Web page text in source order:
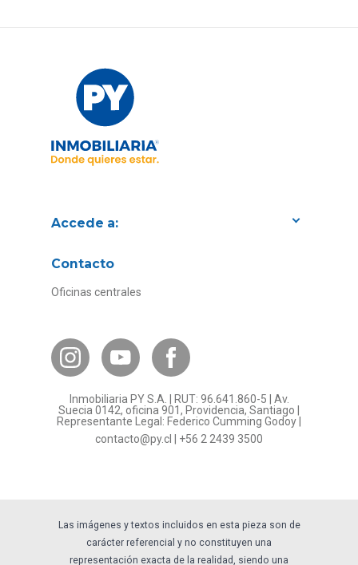
Accede a:
Bases Legales
¿Por qué invertir en PY?
Preguntas frecuentes
Formulario Referidos PY
Términos y Condiciones
Contacto
Oficinas centrales
Inmobiliaria PY S.A. | RUT: 96.641.860-5 | Av.
Suecia 0142, oficina 901, Providencia, Santiago |
Representante Legal: Federico Cumming Godoy |
contacto@py.cl
+56 2 2439 3500
Las imágenes y textos incluidos en esta pieza son de
carácter referencial y no constituyen una
representación exacta de la realidad, siendo una